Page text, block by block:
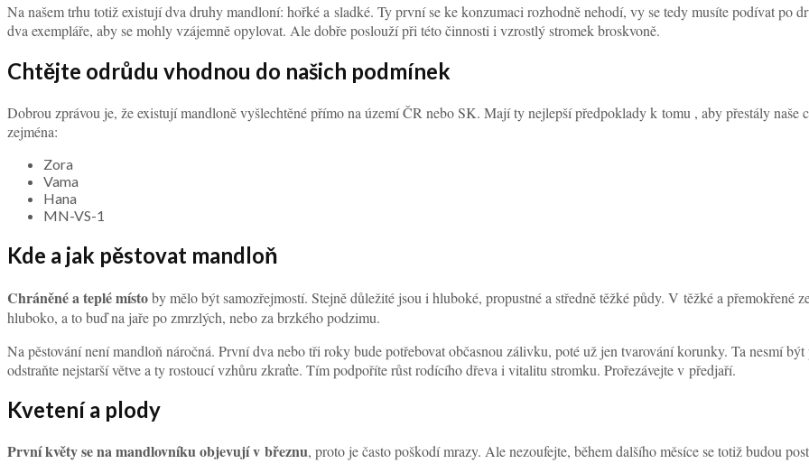
Na našem trhu totiž existují dva druhy mandloní: hořké a sladké. Ty první se ke konzumaci rozhodně nehodí, vy se tedy musíte podívat po
dva exempláře, aby se mohly vzájemně opylovat. Ale dobře poslouží při této činnosti i vzrostlý stromek broskvoně.
Chtějte odrůdu vhodnou do našich podmínek
Dobrou zprávou je, že existují mandloně vyšlechtěné přímo na území ČR nebo SK. Mají ty nejlepší předpoklady k tomu , aby přestály
zejména:
Zora
Vama
Hana
MN-VS-1
Kde a jak pěstovat mandloň
Chráněné a teplé místoby mělo být samozřejmostí. Stejně důležité jsou i hluboké, propustné a středně těžké půdy. V těžké a přemokřené
hluboko, a to buď na jaře po zmrzlých, nebo za brzkého podzimu.
Na pěstování není mandloň náročná. První dva nebo tři roky bude potřebovat občasnou zálivku, poté už jen tvarování korunky. Ta nesmí
odstraňte nejstarší větve a ty rostoucí vzhůru zkraťte. Tím podpoříte růst rodícího dřeva i vitalitu stromku. Prořezávejte v předjaří.
Kvetení a plody
První květy se na mandlovníku objevují v březnu, proto je často poškodí mrazy. Ale nezoufejte, během dalšího měsíce se totiž budou